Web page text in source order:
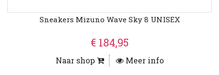
Sneakers Mizuno Wave Sky 8 UNISEX
€ 184,95
Naar shop Meer info